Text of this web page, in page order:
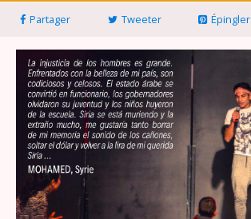
Partager Tweeter Épingler